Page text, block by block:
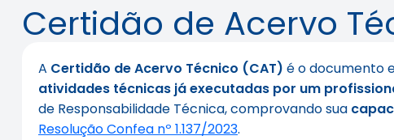
Certidão de Acervo
A Certidão de Acervo Técnico (CAT) é o documento
atividades técnicas já executadas por um
de Responsabilidade Técnica, comprovando sua
Resolução Confea nº 1.137/2023.